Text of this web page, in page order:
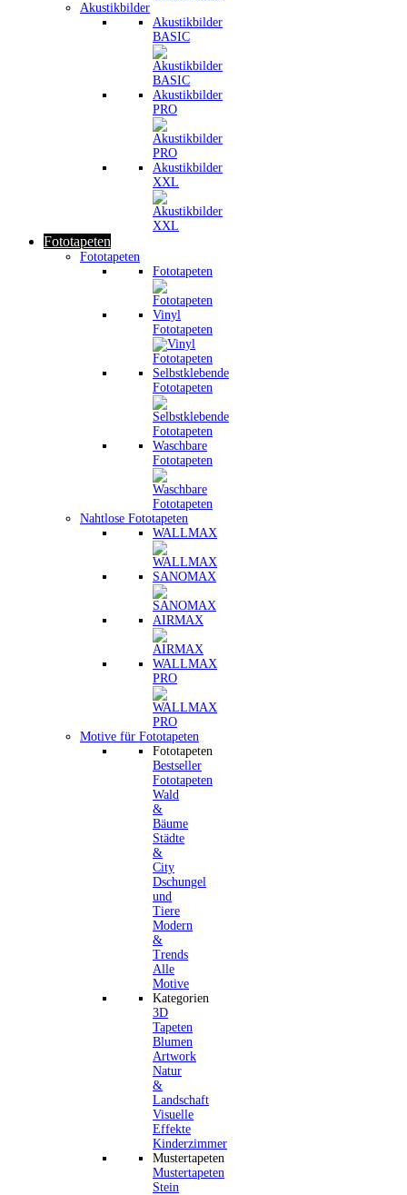
Akustikbilder
Akustikbilder
BASIC
Akustikbilder
PRO
Akustikbilder
XXL
Fototapeten
Fototapeten
Fototapeten
Vinyl
Fototapeten
Selbstklebende
Fototapeten
Waschbare
Fototapeten
Nahtlose Fototapeten
WALLMAX
SANOMAX
AIRMAX
WALLMAX
PRO
Motive für Fototapeten
Fototapeten
Bestseller
Fototapeten
Wald
&
Bäume
Städte
&
City
Dschungel
und
Tiere
Modern
&
Trends
Alle
Motive
Kategorien
3D
Tapeten
Blumen
Artwork
Natur
&
Landschaft
Visuelle
Effekte
Kinderzimmer
Mustertapeten
Mustertapeten
Stein